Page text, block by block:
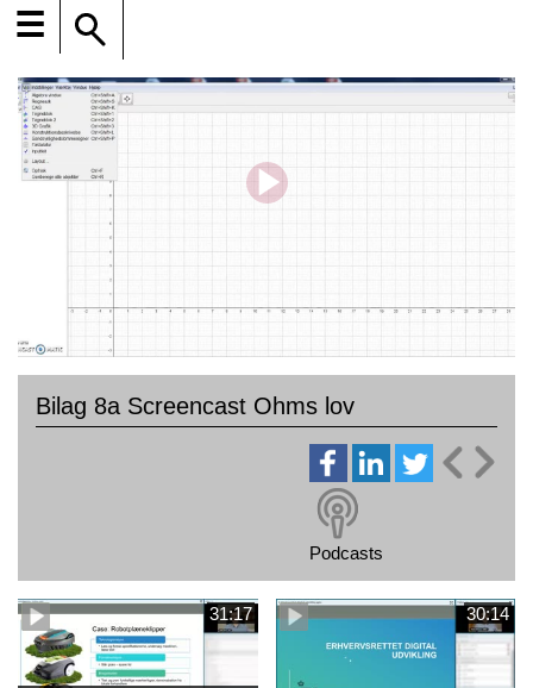
☰
Bilag 8a Screencast Ohms lov
Podcasts
31:17 30:14